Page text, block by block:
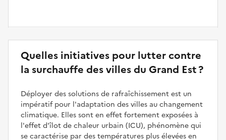
Quelles initiatives pour lutter contre
la surchauffe des villes du Grand Est ?
Déployer des solutions de rafraîchissement est un
impératif pour l'adaptation des villes au changement
climatique. Elles sont en effet fortement exposées à
l'effet d'îlot de chaleur urbain (ICU), phénomène qui
se caractérise par des températures plus élevées en